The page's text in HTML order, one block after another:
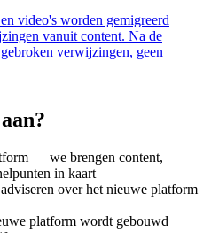
video's worden gemigreerd
vanuit content. Na de
verwijzingen, geen
aan?
— we brengen content,
in kaart
over het nieuwe platform
platform wordt gebouwd